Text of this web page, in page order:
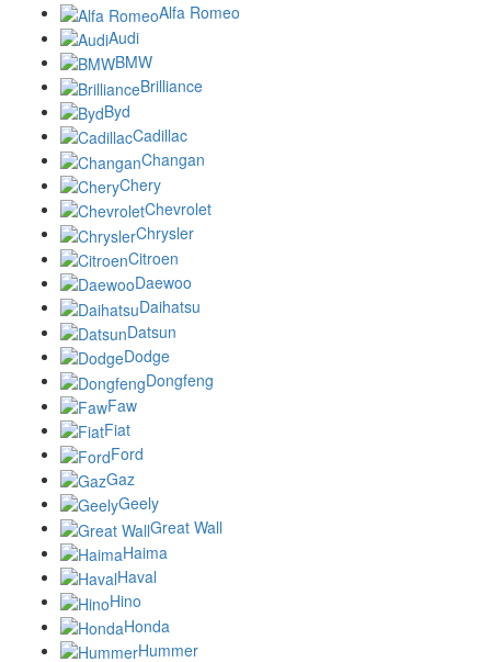
Alfa Romeo
Audi
BMW
Brilliance
Byd
Cadillac
Changan
Chery
Chevrolet
Chrysler
Citroen
Daewoo
Daihatsu
Datsun
Dodge
Dongfeng
Faw
Fiat
Ford
Gaz
Geely
Great Wall
Haima
Haval
Hino
Honda
Hummer